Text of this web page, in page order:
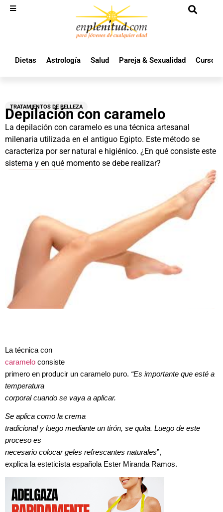
Dietas Astrología Salud Pareja & Sexualidad Cursos
TRATAMIENTOS DE BELLEZA
Depilación con caramelo
La depilación con caramelo es una técnica artesanal
milenaria utilizada en el antiguo Egipto. Este método se
caracteriza por ser natural e higiénico. ¿En qué consiste este
sistema y en qué momento se debe realizar?
La técnica con
caramelo consiste
primero en producir un caramelo puro. “Es importante que esté a
temperatura
corporal cuando se vaya a aplicar.
Se aplica como la crema
tradicional y luego mediante un tirón, se quita. Luego de este
proceso es
necesario colocar geles refrescantes naturales”,
explica la esteticista española Ester Miranda Ramos.